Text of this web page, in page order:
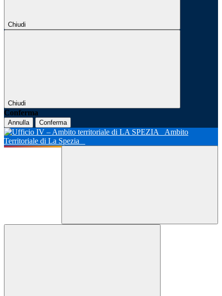
Chiudi
Chiudi
Conferma
Annulla Conferma
Ambito
Territoriale di La Spezia